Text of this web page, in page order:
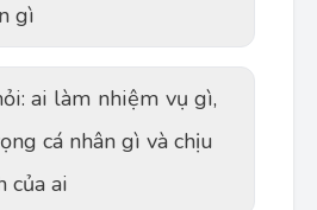
gì
ai làm nhiệm vụ gì,
cá nhân gì và chịu
của ai